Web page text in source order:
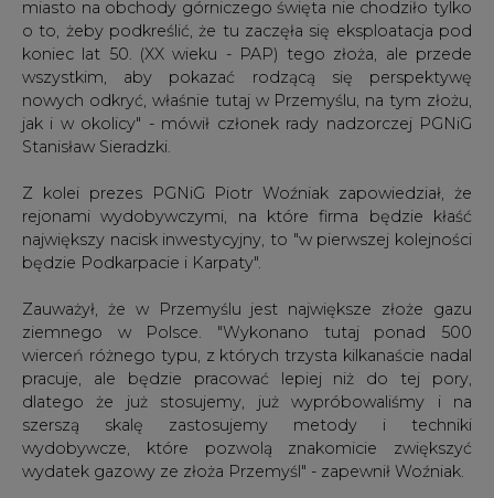
nowych odkryć, właśnie tutaj w Przemyślu, na tym złożu,
jak i w okolicy" - mówił członek rady nadzorczej PGNiG
Stanisław Sieradzki.
Z kolei prezes PGNiG Piotr Woźniak zapowiedział, że
rejonami wydobywczymi, na które firma będzie kłaść
największy nacisk inwestycyjny, to "w pierwszej kolejności
Zauważył, że w Przemyślu jest największe złoże gazu
ziemnego w Polsce. "Wykonano tutaj ponad 500
wierceń różnego typu, z których trzysta kilkanaście nadal
dlatego że już stosujemy, już wypróbowaliśmy i na
szerszą skalę zastosujemy metody i techniki
wydobywcze, które pozwolą znakomicie zwiększyć
wydatek gazowy ze złoża Przemyśl" - zapewnił Woźniak.
Dodał jednocześnie, że firma zaczyna zakrojone na
bardzo dużą skalę roboty w głębokich Karpatach. To - jak
mówił - prace, które "pochłaniają ogromne inwestycje, ale